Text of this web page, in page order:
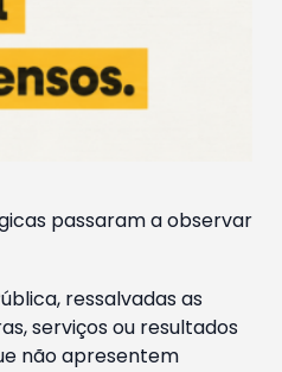
passaram a observar
ressalvadas as
serviços ou resultados
não apresentem